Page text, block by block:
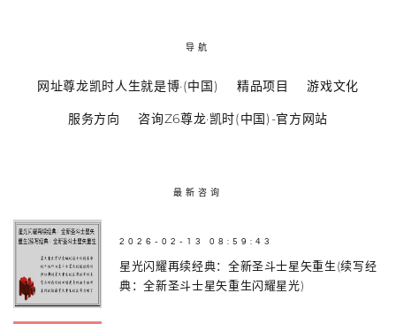
导航
网址尊龙凯时人生就是博·(中国) 精品项目 游戏文化
服务方向 咨询Z6尊龙·凯时(中国)-官方网站
最新咨询
2026-02-13 08:59:43
星光闪耀再续经典：全新圣斗士星矢重生(续写经
典：全新圣斗士星矢重生闪耀星光)